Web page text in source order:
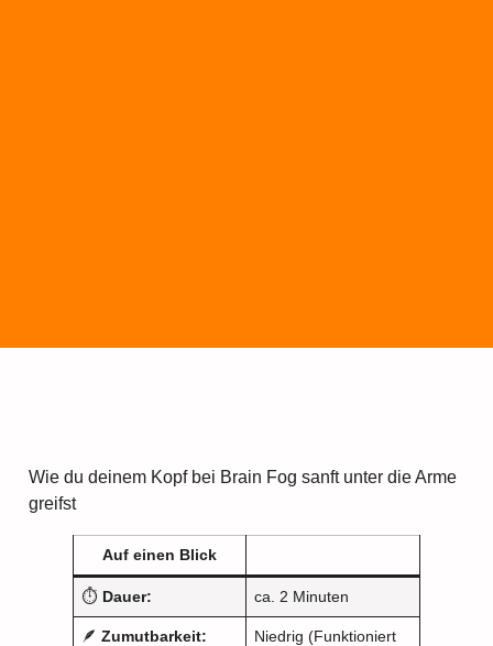
Wie du deinem Kopf bei Brain Fog sanft unter die Arme
greifst
Auf einen Blick
⏱️ Dauer: ca. 2 Minuten
🪶Zumutbarkeit:
Niedrig (Funktioniert